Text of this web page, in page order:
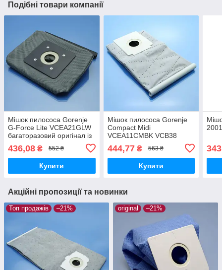
Подібні товари компанії
Мішок пилососа Gorenje
G-Force Lite VCEA21GLW
багаторазовий оригінал із
436,08 ₴ 552 ₴
Купити
Мішок пилососа Gorenje
Compact Midi
VCEA11CMBK VCB38
VC1611CMBK
VC1411CMBU
багаторазовий тканинний
3,5л
444,77₴ 563 ₴
Купити
Акційні пропозиції та новинки
Топ продажів –21% original –21%